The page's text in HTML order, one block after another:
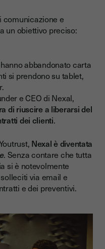
comunicazione e
un obiettivo preciso:
abbandonato carta
si prendono su tablet,
e CEO di Nexal,
di riuscire a liberarsi del
dei clienti.
Nexal è diventata
. Senza contare che tutta
si è notevolmente
via email e
e dei preventivi.